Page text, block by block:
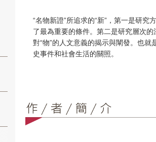
“名物新證”所追求的“新”，第一是研
了最為重要的條件。第二是研究層次的
對“物”的人文意義的揭示與闡發。也
史事件和社會生活的關照。